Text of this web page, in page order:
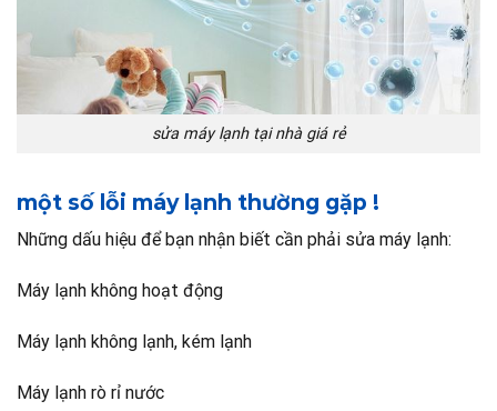
sửa máy lạnh tại nhà giá rẻ
một số lỗi máy lạnh thường gặp !
Những dấu hiệu để bạn nhận biết cần phải sửa máy lạnh:
Máy lạnh không hoạt động
Máy lạnh không lạnh, kém lạnh
Máy lạnh rò rỉ nước